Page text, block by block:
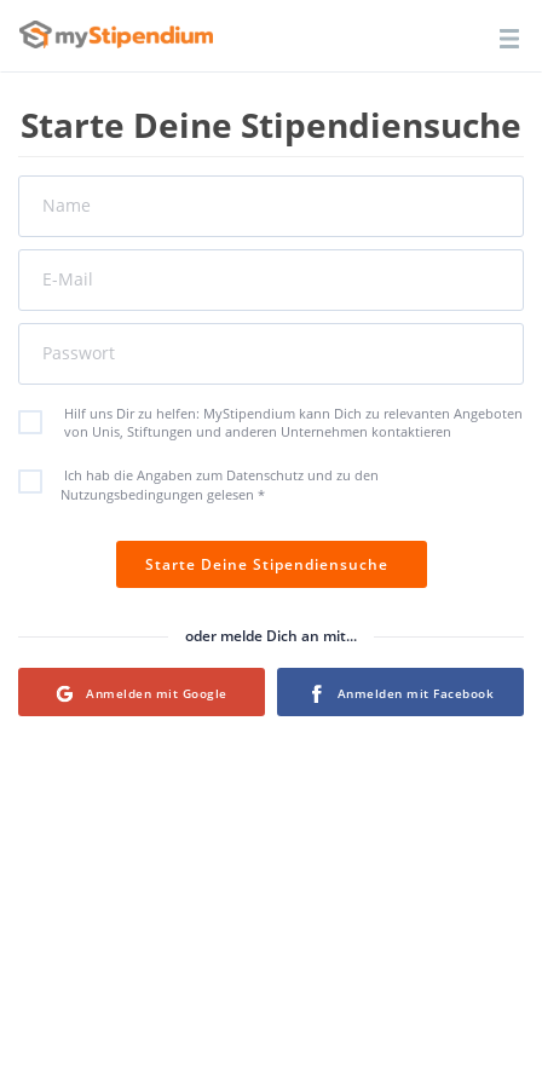
Starte Deine Stipendiensuche
Name
E-Mail
Passwort
Hilf uns Dir zu helfen: MyStipendium kann Dich zu relevanten Angeboten
von Unis, Stiftungen und anderen Unternehmen kontaktieren
Ich hab die Angaben zum Datenschutz und zu den
Nutzungsbedingungen gelesen *
Starte Deine Stipendiensuche
oder melde Dich an mit...
Login with Google Login with Facebook